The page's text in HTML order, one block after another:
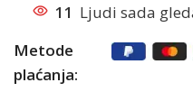
11 Ljudi sada
Metode
plaćanja: